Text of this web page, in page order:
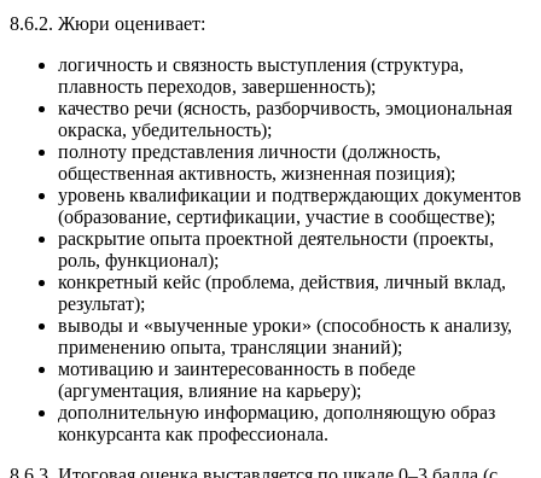
8.6.2. Жюри оценивает:
логичность и связность выступления (структура,
плавность переходов, завершенность);
качество речи (ясность, разборчивость, эмоциональная
окраска, убедительность);
полноту представления личности (должность,
общественная активность, жизненная позиция);
уровень квалификации и подтверждающих документов
(образование, сертификации, участие в сообществе);
раскрытие опыта проектной деятельности (проекты,
роль, функционал);
конкретный кейс (проблема, действия, личный вклад,
результат);
выводы и «выученные уроки» (способность к анализу,
применению опыта, трансляции знаний);
мотивацию и заинтересованность в победе
(аргументация, влияние на карьеру);
дополнительную информацию, дополняющую образ
конкурсанта как профессионала.